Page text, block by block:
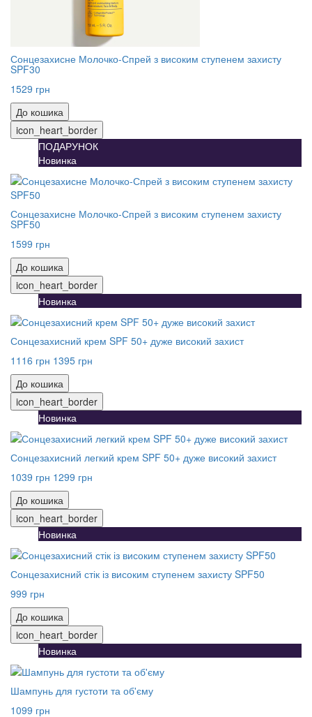
Сонцезахисне Молочко-Спрей з високим ступенем захисту
SPF30
1529 грн
До кошика
icon_heart_border
ПОДАРУНОК
Новинка
Сонцезахисне Молочко-Спрей з високим ступенем захисту
SPF50
1599 грн
До кошика
icon_heart_border
Новинка
Сонцезахисний крем SPF 50+ дуже високий захист
1116 грн 1395 грн
До кошика
icon_heart_border
Новинка
Сонцезахисний легкий крем SPF 50+ дуже високий захист
1039 грн 1299 грн
До кошика
icon_heart_border
Новинка
Сонцезахисний стік із високим ступенем захисту SPF50
999 грн
До кошика
icon_heart_border
Новинка
Шампунь для густоти та об'єму
1099 грн